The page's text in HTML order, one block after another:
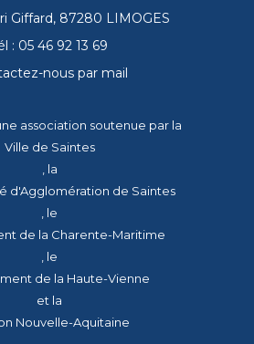
Giffard, 87280 LIMOGES
: 05 46 92 13 69
nous par mail
association soutenue par la
Ville de Saintes
, la
d'Agglomération de Saintes
, le
de la Charente-Maritime
, le
de la Haute-Vienne
et la
Nouvelle-Aquitaine